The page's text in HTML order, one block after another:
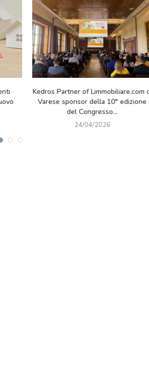
Una Partnership che crea valore: il
mondo Facile.it incontra
L’Immobiliare.com
21/04/2026